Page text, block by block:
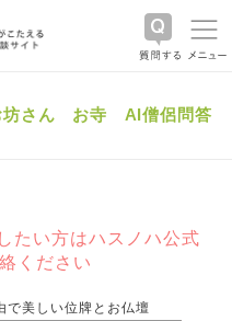
坊さん お寺 AI僧侶問答
たい方はハスノハ公式
ください
で美しい位牌とお仏壇